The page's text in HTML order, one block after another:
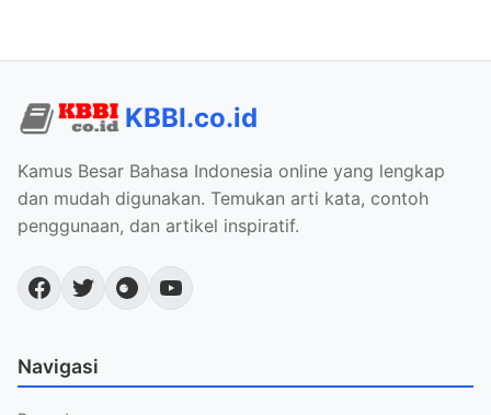
KBBI.co.id
Kamus Besar Bahasa Indonesia online yang lengkap
dan mudah digunakan. Temukan arti kata, contoh
penggunaan, dan artikel inspiratif.
Navigasi